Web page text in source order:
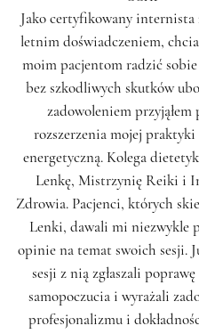
Jako certyfikowany internista
letnim doświadczeniem,
moim pacjentom radzić sobie
bez szkodliwych skutków
zadowoleniem przyjąłem
rozszerzenia mojej
energetyczną. Kolega
Lenkę, Mistrzynię Reiki i
Zdrowia. Pacjenci, których
Lenki, dawali mi niezwykle
opinie na temat swoich sesji.
sesji z nią zgłaszali
samopoczucia i wyrażali
profesjonalizmu i